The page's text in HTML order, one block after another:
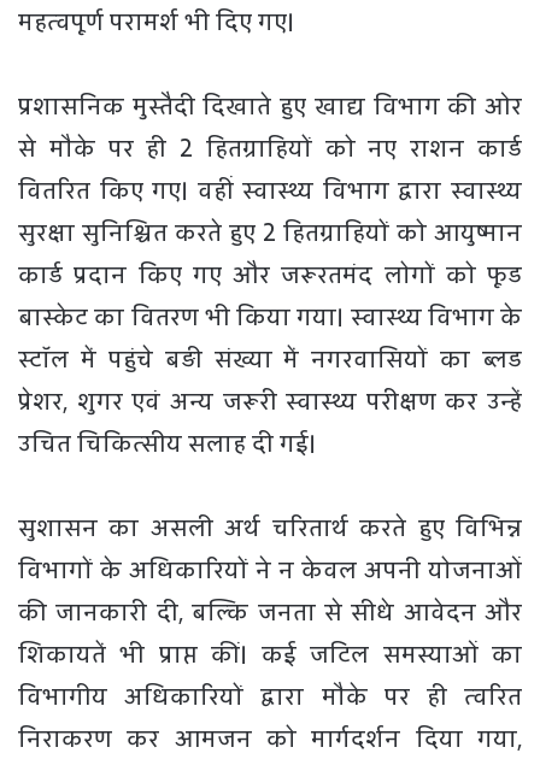
महत्वपूर्ण परामर्श भी दिए गए।
​प्रशासनिक मुस्तैदी दिखाते हुए खाद्य विभाग की ओर
से मौके पर ही 2 हितग्राहियों को नए राशन कार्ड
वितरित किए गए। वहीं स्वास्थ्य विभाग द्वारा स्वास्थ्य
सुरक्षा सुनिश्चित करते हुए 2 हितग्राहियों को आयुष्मान
कार्ड प्रदान किए गए और जरूरतमंद लोगों को फूड
बास्केट का वितरण भी किया गया। स्वास्थ्य विभाग के
स्टॉल में पहुंचे बड़ी संख्या में नगरवासियों का ब्लड
प्रेशर, शुगर एवं अन्य जरूरी स्वास्थ्य परीक्षण कर उन्हें
उचित चिकित्सीय सलाह दी गई।
सुशासन का असली अर्थ चरितार्थ करते हुए विभिन्न
विभागों के अधिकारियों ने न केवल अपनी योजनाओं
की जानकारी दी, बल्कि जनता से सीधे आवेदन और
शिकायतें भी प्राप्त कीं। कई जटिल समस्याओं का
विभागीय अधिकारियों द्वारा मौके पर ही त्वरित
निराकरण कर आमजन को मार्गदर्शन दिया गया,